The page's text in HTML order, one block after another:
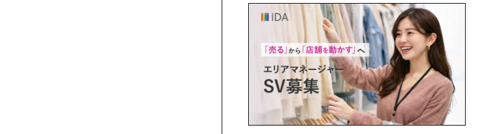
い、環境に配慮したサステナブルな次世代
モビリティとして日本に上陸。同年、世界
初となる旗艦店と、リペアに特化したラボ
を東京・恵比寿にオープンしました。現在
も100%再生可能エネルギーの使用、循環
型社会の実現など、人と地球の両方にとっ
てより良い選択ができる社会を目指し、熱
意を持った仲間や、課題の克服に取り組む
有能なスペシャリストたちと共に、e-
BIKEというカテゴリーの垣根を超えた進
化を続けています。